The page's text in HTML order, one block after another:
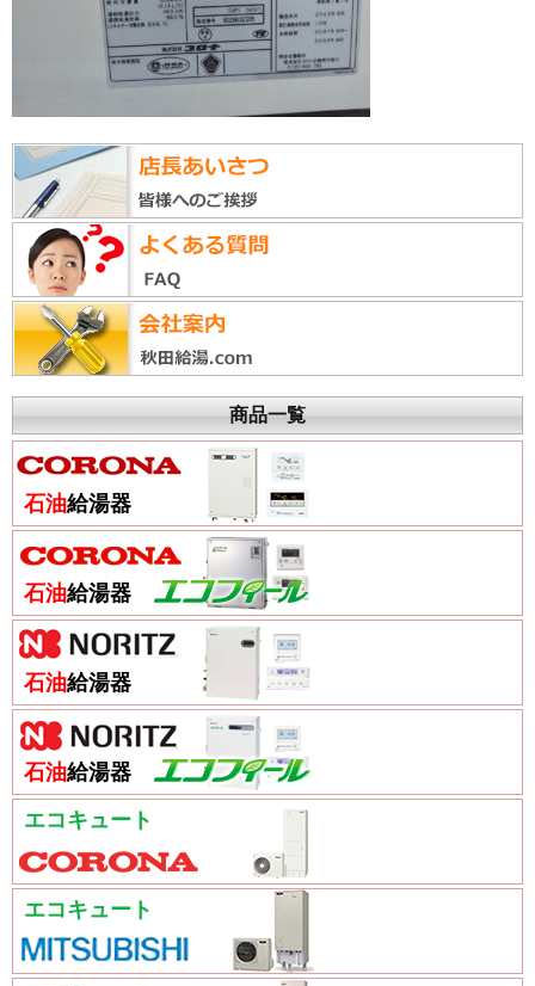
商品一覧
石油給湯器
石油給湯器
石油給湯器
石油給湯器
エコキュート
エコキュート